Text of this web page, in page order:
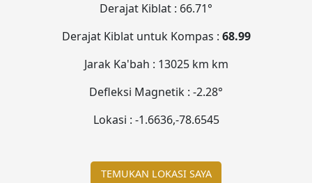
Derajat Kiblat : 66.71°
Derajat Kiblat untuk Kompas : 68.99
Jarak Ka'bah : 13025 km km
Defleksi Magnetik : -2.28°
Lokasi : -1.6636,-78.6546
TEMUKAN LOKASI SAYA